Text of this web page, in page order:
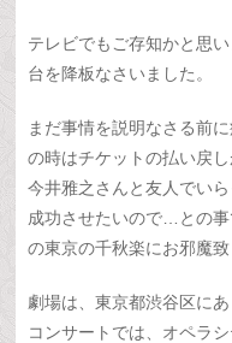
テレビでもご存知かと思
台を降板なさいました。
まだ事情を説明なさる前
の時はチケットの払い戻
今井雅之さんと友人でい
成功させたいので…との
の東京の千秋楽にお邪魔致
劇場は、東京都渋谷区に
コンサートでは、オペラ